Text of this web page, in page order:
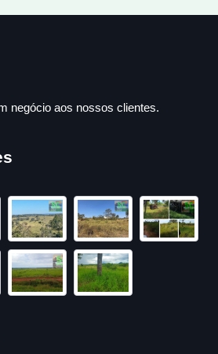
negócio aos nossos clientes.